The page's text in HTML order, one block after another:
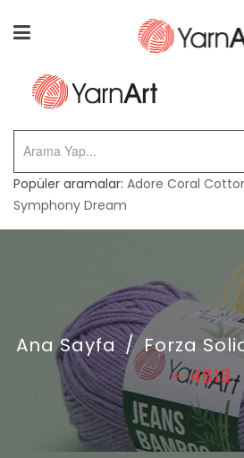
Popüler aramalar: Adore Coral
Symphony Dream
Ana Sayfa / Forza
– 4613